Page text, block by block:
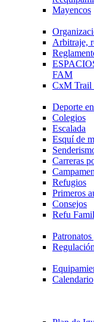
Mayencos
Arbitraje,
FAM
CxM
Deporte
Colegios
Escalada
Esquí de
Carreras
Refugios
Primeros
Consejos
Refu
Calendario